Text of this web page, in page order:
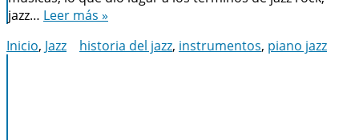
jazz… Leer más »
Inicio, Jazz historia del jazz, instrumentos, piano jazz